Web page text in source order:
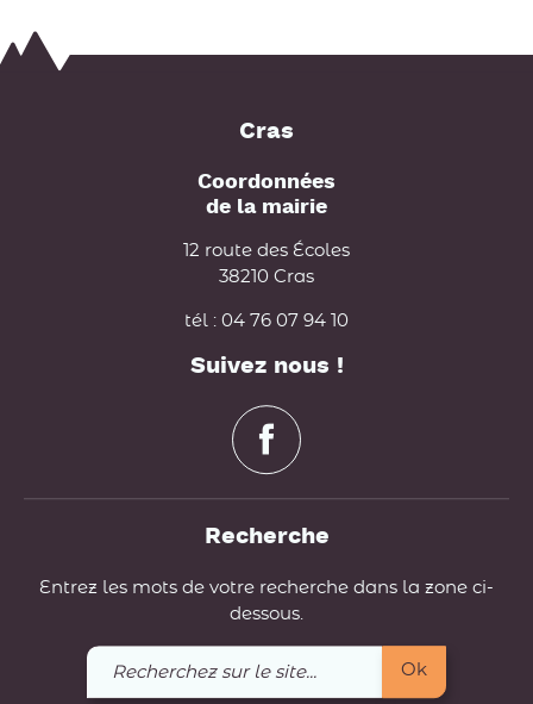
Cras
Coordonnées
de la mairie
12 route des Écoles
38210 Cras
tél : 04 76 07 94 10
Suivez nous !
Recherche
Entrez les mots de votre recherche dans la zone ci-
dessous.
Recherchez
sur
Ok